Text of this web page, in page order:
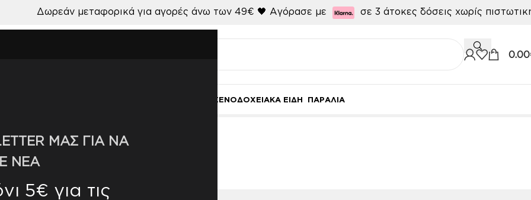
ΜΑΣ ΓΙΑ ΝΑ
ΝΕΑ
5€ για τις
Δωρεάν μεταφορικά για αγορές άνω των 49€ 🖤 Αγόρασε με σε 3 άτοκες δόσεις χωρίς
0.00
ΞΕΝΟΔΟΧΕΙΑΚΑ ΕΙΔΗ ΠΑΡΑΛΙΑ